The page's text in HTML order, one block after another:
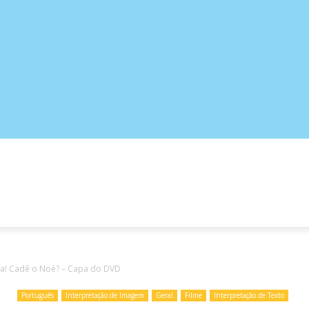
Cadê o Noé? – Capa do DVD
Português Interpretação de Imagem Geral Filme Interpretação de Texto